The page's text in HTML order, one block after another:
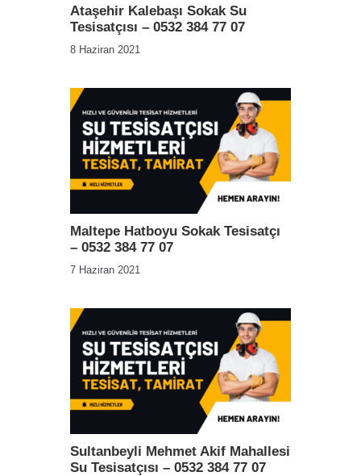
Ataşehir Kalebaşı Sokak Su
Tesisatçısı – 0532 384 77 07
8 Haziran 2021
Maltepe Hatboyu Sokak Tesisatçı
– 0532 384 77 07
7 Haziran 2021
Sultanbeyli Mehmet Akif Mahallesi
Su Tesisatçısı – 0532 384 77 07